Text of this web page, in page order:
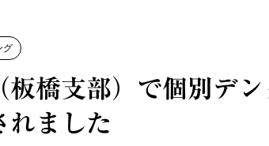
グ
板橋支部）で個別デ
れました